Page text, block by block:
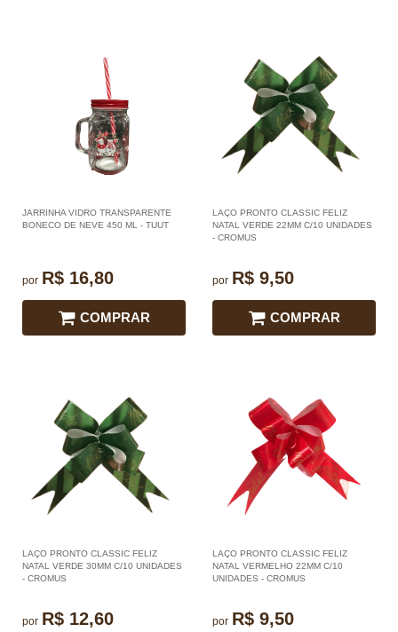
JARRINHA VIDRO TRANSPARENTE
BONECO DE NEVE 450 ML - TUUT
por R$ 16,80
COMPRAR
LAÇO PRONTO CLASSIC FELIZ
NATAL VERDE 22MM C/10 UNIDADES
- CROMUS
por R$ 9,50
COMPRAR
LAÇO PRONTO CLASSIC FELIZ
NATAL VERDE 30MM C/10 UNIDADES
- CROMUS
por R$ 12,60
LAÇO PRONTO CLASSIC FELIZ
NATAL VERMELHO 22MM C/10
UNIDADES - CROMUS
por R$ 9,50